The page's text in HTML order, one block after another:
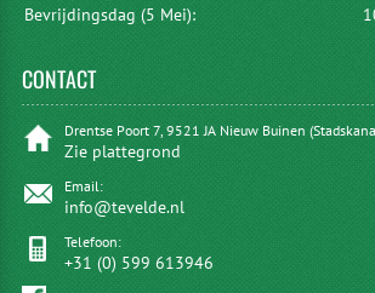
Bevrijdingsdag (5 Mei):
CONTACT
Drentse Poort 7, 9521 JA Nieuw Buinen
Zie plattegrond
Email:
info@tevelde.nl
Telefoon:
+31 (0) 599 613946